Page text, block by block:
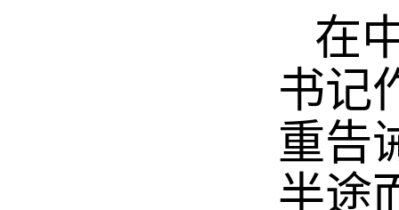
在
书记
重告
半途